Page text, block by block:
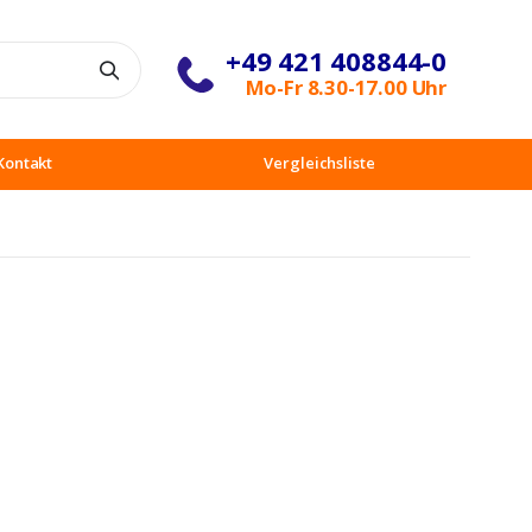
+49 421 408844-0
Mo-Fr 8.30-17.00 Uhr
Vergleichsliste